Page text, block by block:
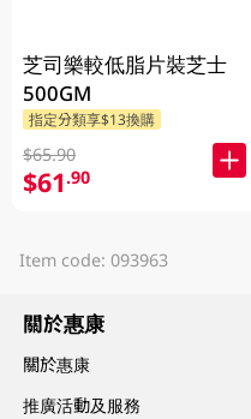
芝司樂較低脂片裝芝士
500GM
指定分類享$13換購
$65.90
$61.90
Item code: 093963
關於惠康
關於惠康
推廣活動及服務